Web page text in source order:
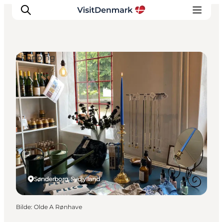
Inspirasjon
Reisemål
Aktiviteter
Overnatting
Planlegg reisen
Sønderborg, Sydjylland
Shopping
Bilde: Olde A Rønhave